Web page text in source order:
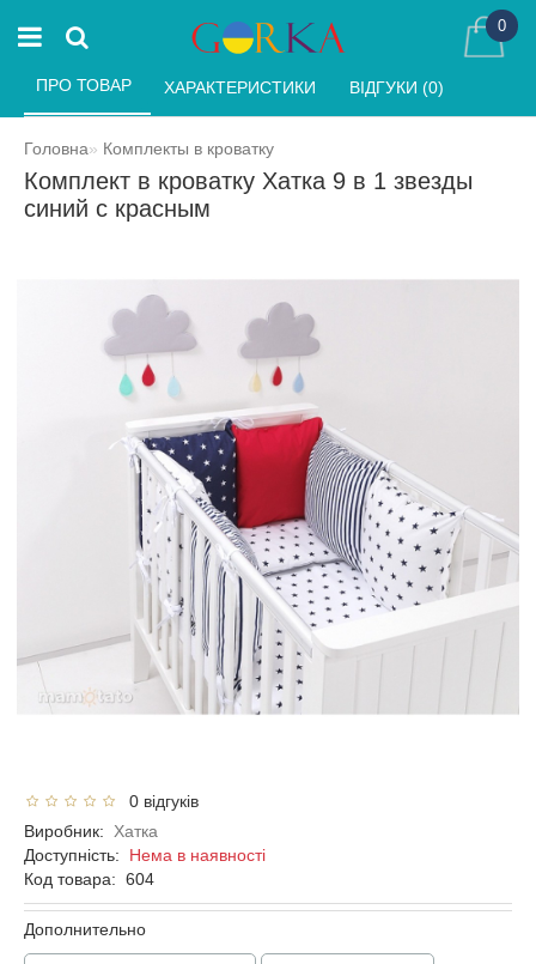
0
Головна Комплекты в кроватку
Комплект в кроватку Хатка 9 в 1 звезды
синий с красным
ПРО ТОВАР ХАРАКТЕРИСТИКИ ВІДГУКИ (0)
0 відгуків
Виробник:
Хатка
Доступність: Нема в наявності
Код товара: 604
Дополнительно